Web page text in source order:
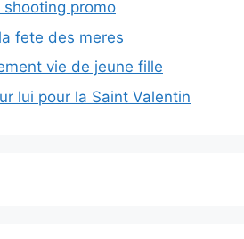
promo
fete des meres
vie de jeune fille
lui pour la Saint Valentin